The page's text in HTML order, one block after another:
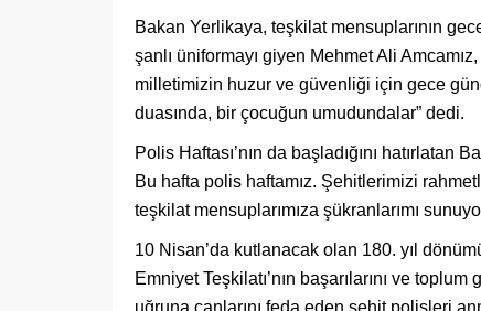
Bakan Yerlikaya, teşkilat mensuplarının
şanlı üniformayı giyen Mehmet Ali
milletimizin huzur ve güvenliği için gece
duasında, bir çocuğun umudundalar” dedi.
Polis Haftası’nın da başladığını hatırlatan
Bu hafta polis haftamız. Şehitlerimizi
teşkilat mensuplarımıza şükranlarımı
10 Nisan’da kutlanacak olan 180. yıl
Emniyet Teşkilatı’nın başarılarını ve
uğruna canlarını feda eden şehit polisleri